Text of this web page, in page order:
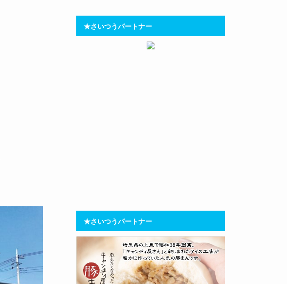
★さいつうパートナー
★さいつうパートナー